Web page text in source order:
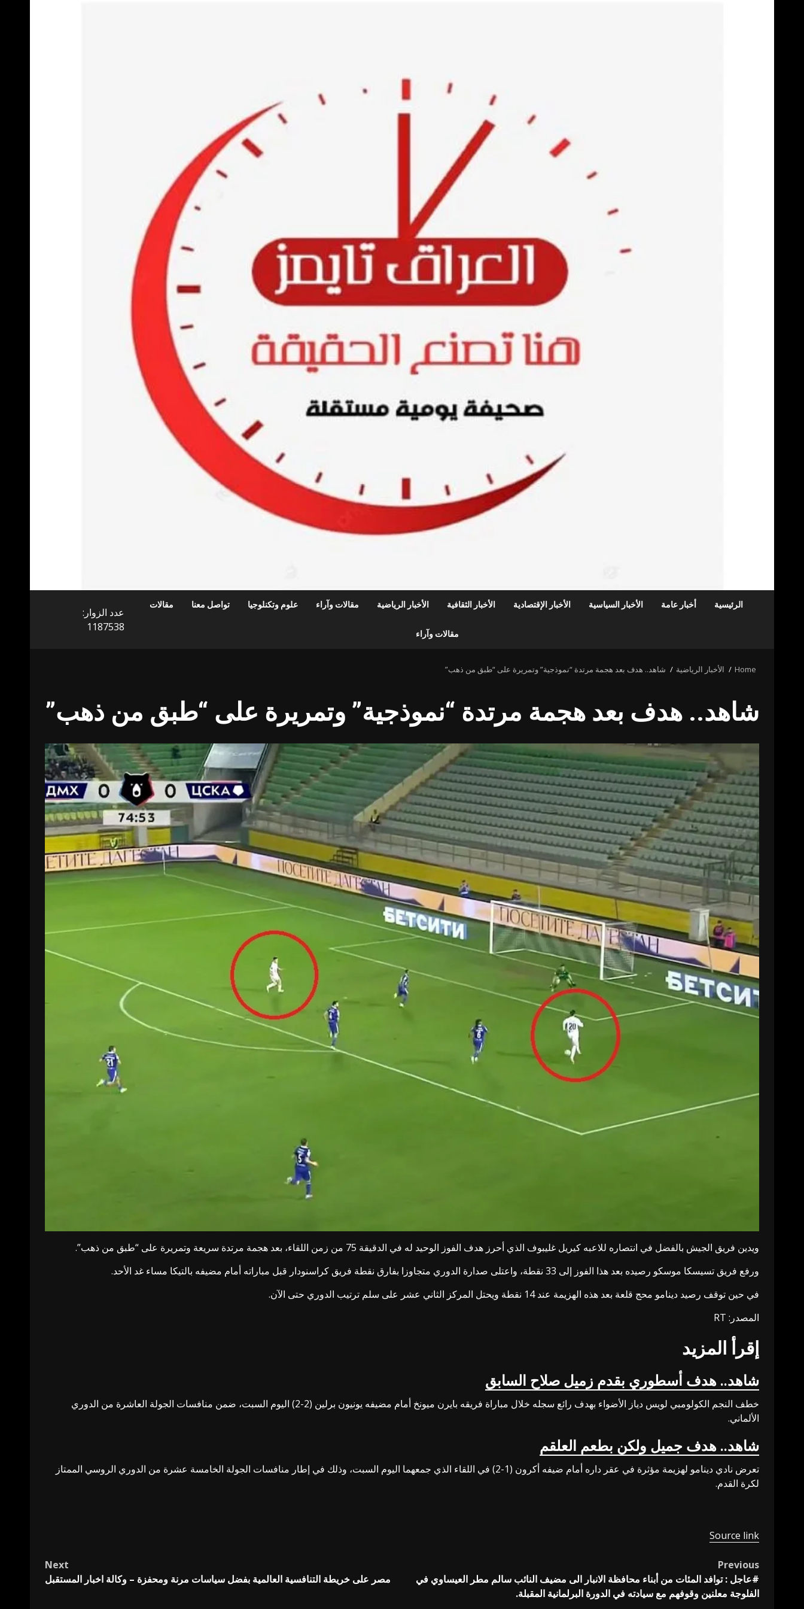
الرئيسية أخبار عامة الأخبار السياسية الأخبار الإقتصادية الأخبار الثقافية الأخبار الرياضية مقالات وآراء علوم وتكنلوجيا تواصل معنا مقالات
مقالات وآراء
عدد الزوار:
1187538
Home الأخبار الرياضية شاهد.. هدف بعد هجمة مرتدة “نموذجية” وتمريرة على “طبق من ذهب”
شاهد.. هدف بعد هجمة مرتدة “نموذجية” وتمريرة على “طبق من ذهب”
ويدين فريق الجيش بالفضل في انتصاره للاعبه كيريل غليبوف الذي أحرز هدف الفوز الوحيد له في الدقيقة 75 من زمن اللقاء، بعد هجمة مرتدة سريعة وتمريرة على “طبق من ذهب”.
ورفع فريق تسيسكا موسكو رصيده بعد هذا الفوز إلى 33 نقطة، واعتلى صدارة الدوري متجاوزا بفارق نقطة فريق كراسنودار قبل مباراته أمام مضيفه بالتيكا مساء غد الأحد.
في حين توقف رصيد دينامو محج قلعة بعد هذه الهزيمة عند 14 نقطة ويحتل المركز الثاني عشر على سلم ترتيب الدوري حتى الآن.
المصدر: RT
إقرأ المزيد
شاهد.. هدف أسطوري بقدم زميل صلاح السابق
خطف النجم الكولومبي لويس دياز الأضواء بهدف رائع سجله خلال مباراة فريقه بايرن ميونخ أمام مضيفه يونيون برلين (2-2) اليوم السبت، ضمن منافسات الجولة العاشرة من الدوري
الألماني.
شاهد.. هدف جميل ولكن بطعم العلقم
تعرض نادي دينامو لهزيمة مؤثرة في عقر داره أمام ضيفه أكرون (1-2) في اللقاء الذي جمعهما اليوم السبت، وذلك في إطار منافسات الجولة الخامسة عشرة من الدوري الروسي الممتاز
لكرة القدم.
Source link
Post
navigation
Previous
#عاجل : توافد المئات من أبناء محافظة الانبار الى مضيف النائب سالم مطر العيساوي في
الفلوجة معلنين وقوفهم مع سيادته في الدورة البرلمانية المقبلة.
Next
مصر على خريطة التنافسية العالمية بفضل سياسات مرنة ومحفزة – وكالة اخبار المستقبل